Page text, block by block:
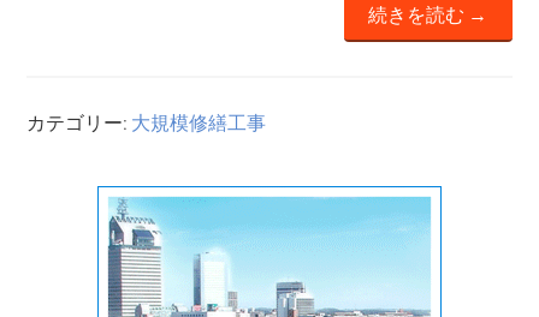
続きを読む →
カテゴリー: 大規模修繕工事